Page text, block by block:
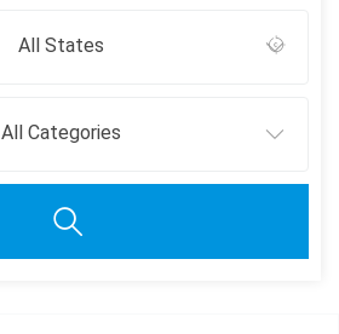
All States
All Categories